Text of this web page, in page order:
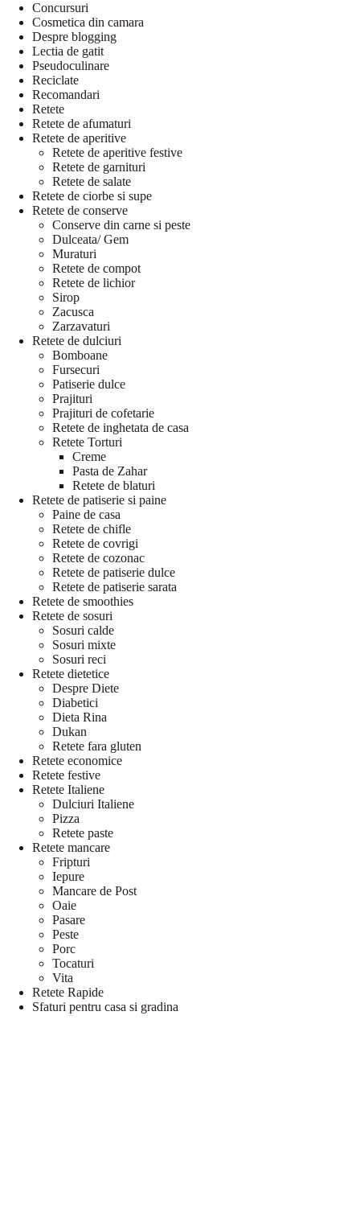
Concursuri
Cosmetica din camara
Despre blogging
Lectia de gatit
Pseudoculinare
Reciclate
Recomandari
Retete
Retete de afumaturi
Retete de aperitive
Retete de aperitive festive
Retete de garnituri
Retete de salate
Retete de ciorbe si supe
Retete de conserve
Conserve din carne si peste
Dulceata/ Gem
Muraturi
Retete de compot
Retete de lichior
Sirop
Zacusca
Zarzavaturi
Retete de dulciuri
Bomboane
Fursecuri
Patiserie dulce
Prajituri
Prajituri de cofetarie
Retete de inghetata de casa
Retete Torturi
Creme
Pasta de Zahar
Retete de blaturi
Retete de patiserie si paine
Paine de casa
Retete de chifle
Retete de covrigi
Retete de cozonac
Retete de patiserie dulce
Retete de patiserie sarata
Retete de smoothies
Retete de sosuri
Sosuri calde
Sosuri mixte
Sosuri reci
Retete dietetice
Despre Diete
Diabetici
Dieta Rina
Dukan
Retete fara gluten
Retete economice
Retete festive
Retete Italiene
Dulciuri Italiene
Pizza
Retete paste
Retete mancare
Fripturi
Iepure
Mancare de Post
Oaie
Pasare
Peste
Porc
Tocaturi
Vita
Retete Rapide
Sfaturi pentru casa si gradina